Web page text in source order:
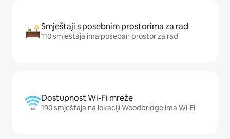
Smještaji s posebnim prostorima za rad
110 smještaja ima poseban prostor za rad
Dostupnost Wi-Fi mreže
190 smještaja na lokaciji Woodbridge ima Wi-Fi